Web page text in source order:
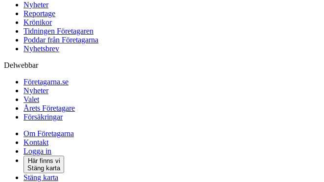
Nyheter
Reportage
Krönikor
Tidningen Företagaren
Poddar från Företagarna
Nyhetsbrev
Delwebbar
Företagarna.se
Nyheter
Valet
Årets Företagare
Försäkringar
Om Företagarna
Kontakt
Logga in
Här finns vi
Stäng karta
Stäng karta